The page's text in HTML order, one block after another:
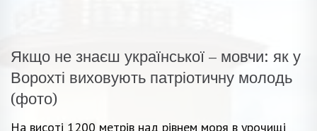
Якщо не знаєш української – мовчи: як у
Ворохті виховують патріотичну молодь
(фото)
На висоті 1200 метрів над рівнем моря в урочищі